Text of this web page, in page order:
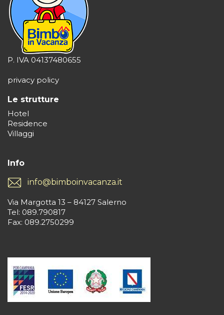
P. IVA 04137480655
privacy policy
Le strutture
Hotel
Residence
Villaggi
Info
info@bimboinvacanza.it
Via Margotta 13 – 84127 Salerno
Tel: 089.790817
Fax: 089.2750299